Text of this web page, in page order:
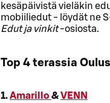
kesäpäivistä vieläkin
mobiiliedut - löydät ne
Edut ja vinkit-osiosta.
Top 4 terassia
1.Amarillo &VENN